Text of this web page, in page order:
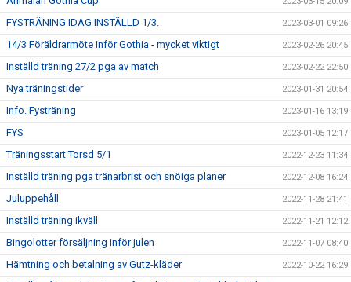
FYSTRÄNING IDAG INSTÄLLD 1/3. 2023-03-01 09:26
14/3 Föräldrarmöte inför Gothia - mycket viktigt 2023-02-26 20:45
Inställd träning 27/2 pga av match 2023-02-22 22:50
Nya träningstider 2023-01-31 20:54
Info. Fysträning 2023-01-16 13:19
FYS 2023-01-05 12:17
Träningsstart Torsd 5/1 2022-12-23 11:34
Inställd träning pga tränarbrist och snöiga planer 2022-12-08 16:24
Juluppehåll 2022-11-28 21:41
Inställd träning ikväll 2022-11-21 12:12
Bingolotter försäljning inför julen 2022-11-07 08:40
Hämtning och betalning av Gutz-kläder 2022-10-22 16:29